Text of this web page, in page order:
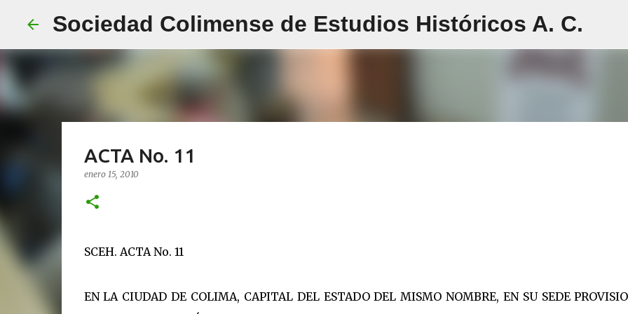
Ir al contenido principal
Sociedad Colimense de Estudios Históricos A. C.
ACTA No. 11
enero 15, 2010
SCEH. ACTA No. 11
EN LA CIUDAD DE COLIMA, CAPITAL DEL ESTADO DEL MISMO NOMBRE, EN SU SEDE